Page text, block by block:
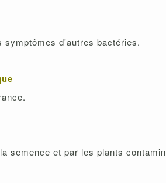
symptômes d'autres bactéries.
semence et par les plants